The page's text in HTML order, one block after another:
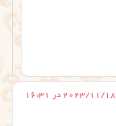
2023/11/18 در 16:31